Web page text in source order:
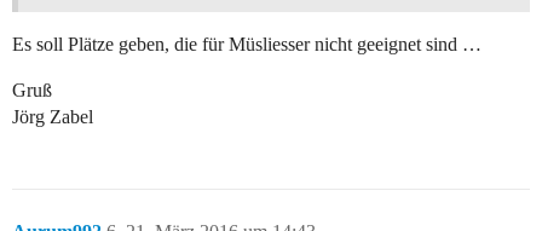
Es soll Plätze geben, die für Müsliesser nicht geeignet sind …
Gruß
Jörg Zabel